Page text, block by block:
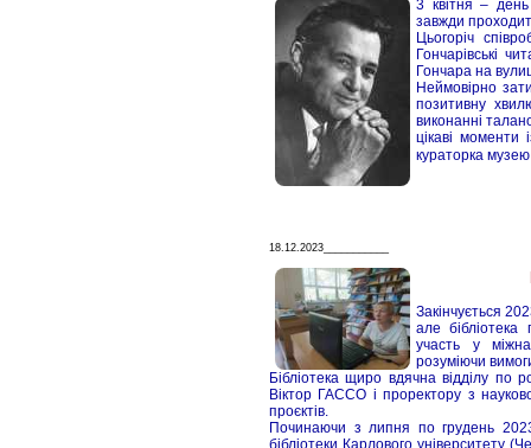
3 квітня –
завжди
Цьогоріч
Гончарівські
Гончара на
Неймовірно
позитивну
виконанні
цікаві моменти
кураторка
18.12.2023___________
Закінчується
але
участь у
розуміючи
Бібліотека щиро вдячна відділу по
Віктор ГАССО і проректору з
проєктів.
Починаючи з липня по грудень 2023
бібліотеки Карлового університету